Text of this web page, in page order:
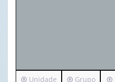
IráUnidade
IráGrupo
Irá